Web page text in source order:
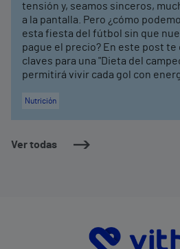
Ver todas
tensión y, seamos sinceros,
a la pantalla. Pero ¿cómo
esta fiesta del fútbol sin que
pague el precio? En este post te
claves para una "Dieta del
permitirá vivir cada gol con
Nutrición